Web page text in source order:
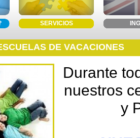
SERVICIOS
DE VACACIONES
Durante
nuestros
y